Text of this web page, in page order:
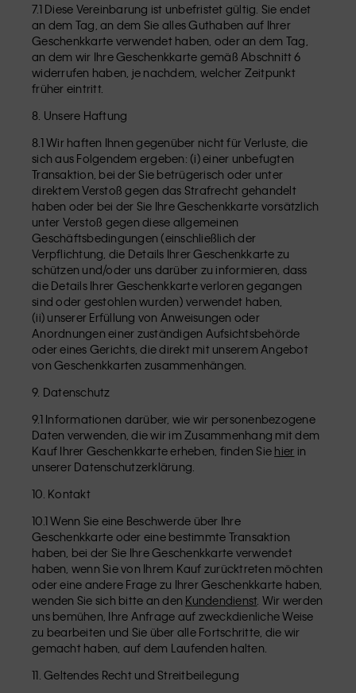
7.1 Diese Vereinbarung ist unbefristet gültig. Sie endet
an dem Tag, an dem Sie alles Guthaben auf Ihrer
Geschenkkarte verwendet haben, oder an dem Tag,
an dem wir Ihre Geschenkkarte gemäß Abschnitt 6
widerrufen haben, je nachdem, welcher Zeitpunkt
früher eintritt.
8. Unsere Haftung
8.1 Wir haften Ihnen gegenüber nicht für Verluste, die
sich aus Folgendem ergeben: (i) einer unbefugten
Transaktion, bei der Sie betrügerisch oder unter
direktem Verstoß gegen das Strafrecht gehandelt
haben oder bei der Sie Ihre Geschenkkarte vorsätzlich
unter Verstoß gegen diese allgemeinen
Geschäftsbedingungen (einschließlich der
Verpflichtung, die Details Ihrer Geschenkkarte zu
schützen und/oder uns darüber zu informieren, dass
die Details Ihrer Geschenkkarte verloren gegangen
sind oder gestohlen wurden) verwendet haben,
(ii) unserer Erfüllung von Anweisungen oder
Anordnungen einer zuständigen Aufsichtsbehörde
oder eines Gerichts, die direkt mit unserem Angebot
von Geschenkkarten zusammenhängen.
9. Datenschutz
9.1 Informationen darüber, wie wir personenbezogene
Daten verwenden, die wir im Zusammenhang mit dem
Kauf Ihrer Geschenkkarte erheben, finden Sie hier in
unserer Datenschutzerklärung.
10. Kontakt
10.1 Wenn Sie eine Beschwerde über Ihre
Geschenkkarte oder eine bestimmte Transaktion
haben, bei der Sie Ihre Geschenkkarte verwendet
haben, wenn Sie von Ihrem Kauf zurücktreten möchten
oder eine andere Frage zu Ihrer Geschenkkarte haben,
wenden Sie sich bitte an den Kundendienst. Wir werden
uns bemühen, Ihre Anfrage auf zweckdienliche Weise
zu bearbeiten und Sie über alle Fortschritte, die wir
gemacht haben, auf dem Laufenden halten.
11. Geltendes Recht und Streitbeilegung